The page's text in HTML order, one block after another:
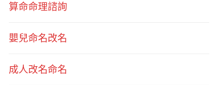
算命命理諮詢
嬰兒命名改名
成人改名命名